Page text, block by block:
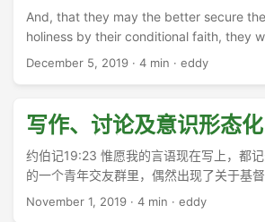
And, that they may the better secure
holiness by their conditional faith, they
in God or Christ for salvation to be
much as others and are, by their
more in their wickedness; but they had
obedience to all Christ’s laws, at least in
consent that Christ should be their
terms of salvation, and a resignation of
government in all things. ...
December 5, 2019 · 4 min · eddy
写作、讨论及意识形态化
约伯记19:23 惟愿我的言语现在写上，都
的一个青年交友群里，偶然出现了关于基
徒恋爱结婚的“讨论”。这个讨论从昨晚开始
November 1, 2019 · 4 min · eddy